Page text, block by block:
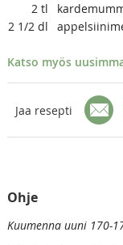
2 tl
2 1/2 dl
Katso myös
Jaa resepti
Ohje
Kuumenna uuni 170-